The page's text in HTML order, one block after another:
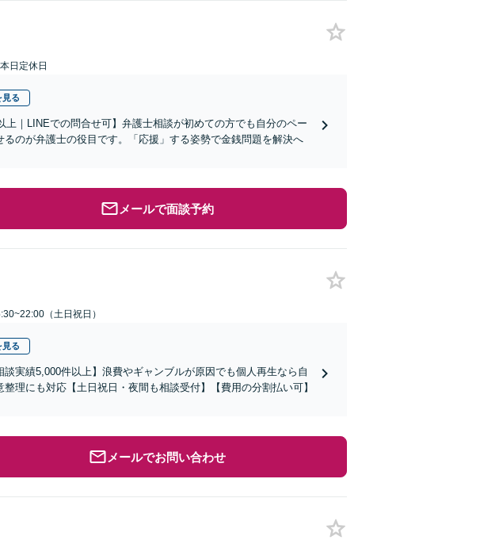
日定休日
見る
上｜LINEでの問合せ可】弁護士相談が初めての方でも自分のペー
のが弁護士の役目です。「応援」する姿勢で金銭問題を解決へ
メールで面談予約
（土日祝日）
見る
実績5,000件以上】浪費やギャンブルが原因でも個人再生なら自
理にも対応【土日祝日・夜間も相談受付】【費用の分割払い可】
メールでお問い合わせ